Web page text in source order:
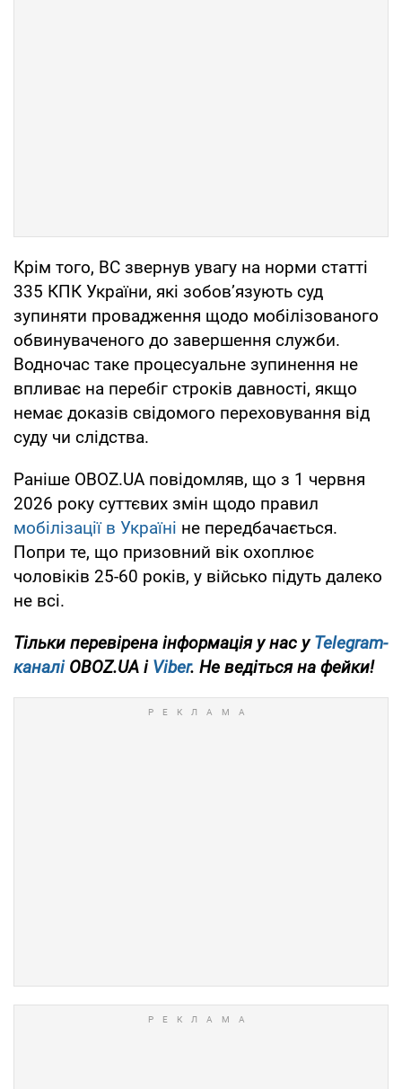
Крім того, ВС звернув увагу на норми статті
335 КПК України, які зобов’язують суд
зупиняти провадження щодо мобілізованого
обвинуваченого до завершення служби.
Водночас таке процесуальне зупинення не
впливає на перебіг строків давності, якщо
немає доказів свідомого переховування від
суду чи слідства.
Раніше OBOZ.UA повідомляв, що з 1 червня
2026 року суттєвих змін щодо правил
мобілізації в Україні не передбачається.
Попри те, що призовний вік охоплює
чоловіків 25-60 років, у військо підуть далеко
не всі.
Тільки перевірена інформація у нас уTelegram-
каналіOBOZ.UA і Viber. Не ведіться на фейки!